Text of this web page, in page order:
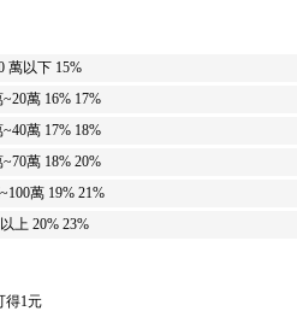
萬以下15%
~20萬 16% 17%
~40萬 17% 18%
~70萬 18% 20%
萬 19% 21%
上 20% 23%
得1元